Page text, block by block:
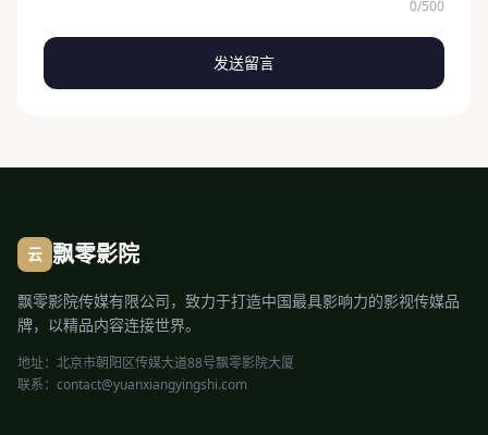
0/500
发送留言
云 飘零影院
飘零影院传媒有限公司，致力于打造中国最具影响力的影视传媒品
牌，以精品内容连接世界。
地址：北京市朝阳区传媒大道88号飘零影院大厦
联系：contact@yuanxiangyingshi.com